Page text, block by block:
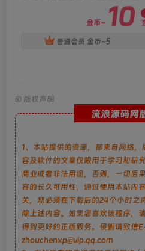
金币~ 10
普通会员 金币~5
© 版权声明
流浪源码网
1、本站提供的资源，都来自网络
容及软件的文章仅限用于学习和研
商业或者非法用途，否则，一切后
容的长久可用性，通过使用本站内
关，您必须在下载后的24个小时之
除上述内容。如果您喜欢该程序，
得到更好的正版服务。侵删请致信
zhouchenxp@vip.qq.com